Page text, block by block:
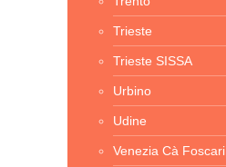
Trieste
Trieste SISSA
Urbino
Udine
Venezia Cà Foscari